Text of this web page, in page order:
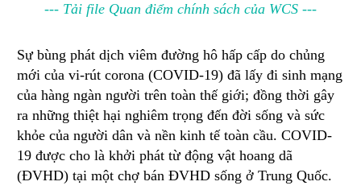
--- Tải file Quan điểm chính sách của WCS ---
Sự bùng phát dịch viêm đường hô hấp cấp do chủng
mới của vi-rút corona (COVID-19) đã lấy đi sinh mạng
của hàng ngàn người trên toàn thế giới; đồng thời gây
ra những thiệt hại nghiêm trọng đến đời sống và sức
khỏe của người dân và nền kinh tế toàn cầu. COVID-
19 được cho là khởi phát từ động vật hoang dã
(ĐVHD) tại một chợ bán ĐVHD sống ở Trung Quốc.